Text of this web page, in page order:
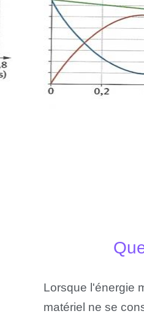
Lorsque l'énergie
matériel ne se